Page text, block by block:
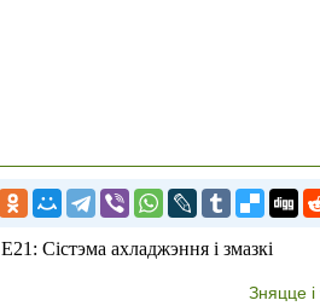
Сістэма ахладжэння і змазкі
Зняцце